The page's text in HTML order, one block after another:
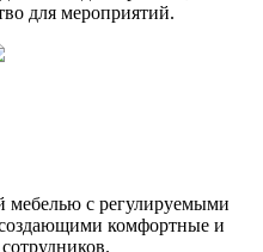
для мероприятий.
мебелью с регулируемыми
комфортные и